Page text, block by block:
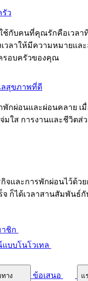
ว
ใช้กับคนที่คุณรักคือเวล
วลาให้มีความหมายแล
รอบครัวของคุณ
ลสุขภาพที่ดี
พักผ่อนและผ่อนคลาย
มใส การงานและชีวิต
จและการพักผ่อนไว้ด้วย
จ ก็ได้เวลาสานสัมพันธ์
ชิก
บบโนโวเทล
าง ข้อเสนอ แ